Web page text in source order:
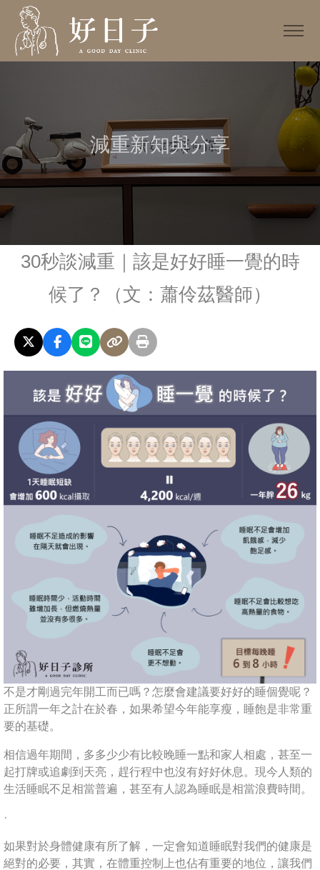
減重新知與分享
30秒談減重｜該是好好睡一覺的時
候了？（文：蕭伶茲醫師）
不是才剛過完年開工而已嗎？怎麼會建議要好好的睡個覺呢？
正所謂一年之計在於春，如果希望今年能享瘦，睡飽是非常重
要的基礎。
相信過年期間，多多少少有比較晚睡一點和家人相處，甚至一
起打牌或追劇到天亮，趕行程中也沒有好好休息。現今人類的
生活睡眠不足相當普遍，甚至有人認為睡眠是相當浪費時間。
·
如果對於身體健康有所了解，一定會知道睡眠對我們的健康是
絕對的必要，其實，在體重控制上也佔有重要的地位，讓我們